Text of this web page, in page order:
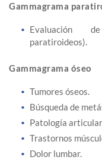
Gammagrama
Evaluación
paratiroideos).
Gammagrama óseo
Tumores óseos.
Búsqueda de
Patología
Trastornos
Dolor lumbar.